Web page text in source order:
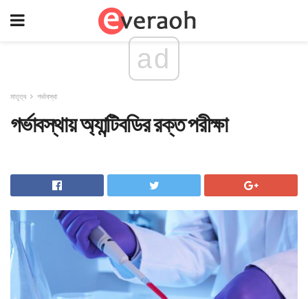
ad
মাতৃত্ব গর্ভাবস্থা
গর্ভাবস্থায় অ্যান্টিবডির রক্ত ​​পরীক্ষা